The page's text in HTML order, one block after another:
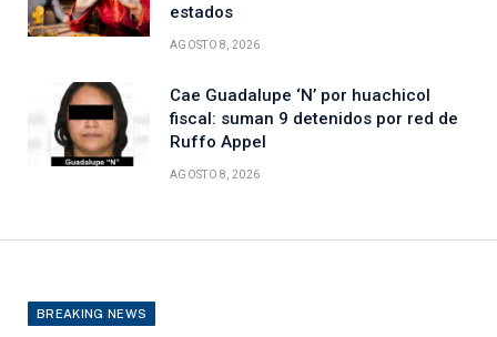
estados
AGOSTO 8, 2026
Cae Guadalupe ‘N’ por huachicol
fiscal: suman 9 detenidos por red de
Ruffo Appel
AGOSTO 8, 2026
BREAKING NEWS